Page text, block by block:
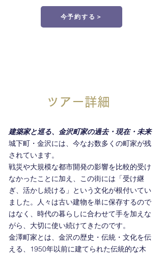
今予約する＞
ツアー詳細
建築家と巡る、金沢町家の過去・現在・未来
城下町・金沢には、今なお数多くの町家が残
されています。
戦災や大規模な都市開発の影響を比較的受け
なかったことに加え、この街には「受け継
ぎ、活かし続ける」という文化が根付いてい
ました。人々は古い建物を単に保存するので
はなく、時代の暮らしに合わせて手を加えな
がら、大切に使い続けてきたのです。
金澤町家とは、金沢の歴史・伝統・文化を伝
える、1950年以前に建てられた伝統的な木